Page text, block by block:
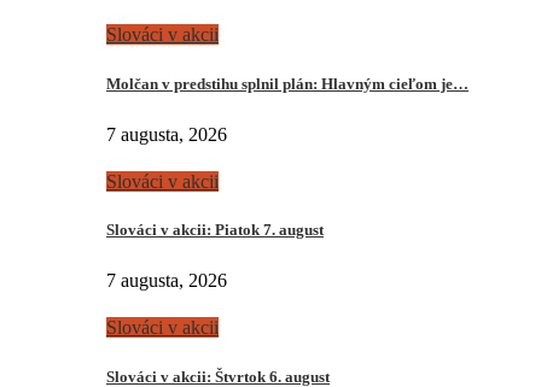
Slováci v akcii
Molčan v predstihu splnil plán: Hlavným cieľom je…
7 augusta, 2026
Slováci v akcii
Slováci v akcii: Piatok 7. august
7 augusta, 2026
Slováci v akcii
Slováci v akcii: Štvrtok 6. august